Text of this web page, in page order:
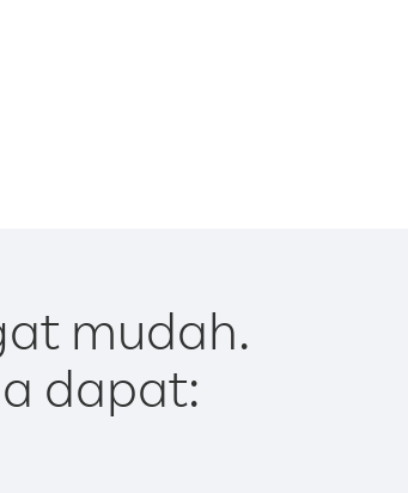
mudah.
dapat: